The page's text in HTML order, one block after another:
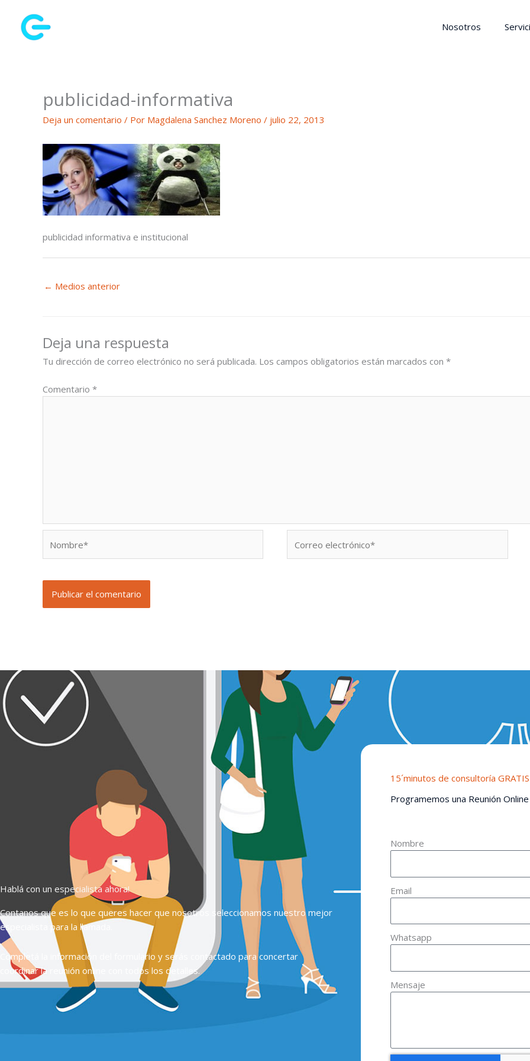
contenido
Nosotros
publicidad-informativa
Deja un comentario / Por Magdalena Sanchez Moreno / julio 22, 2013
publicidad informativa e institucional
← Medios anterior
Deja una respuesta
Tu dirección de correo electrónico no será publicada. Los campos obligatorios están marcados con *
Comentario *
electrónico*
Hablá con un especialista ahora!
Contanos que es lo que queres hacer que nosotros seleccionamos nuestro mejor
especialista para la llamada.
Completá la información del formulario y serás contactado para concertar
coordinar la reunión online con todos los detalles.
15´minutos de consultoría GRATIS
Programemos una Reunión Online
Nombre
Email
Whatsapp
Mensaje